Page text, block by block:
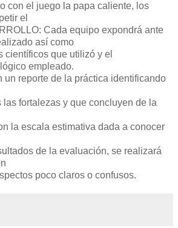
con el juego la papa caliente, los
el
Cada equipo expondrá ante
así como
científicos que utilizó y el
empleado.
un reporte de la práctica identificando
fortalezas y que concluyen de la
la escala estimativa dada a conocer
de la evaluación, se realizará
poco claros o confusos.